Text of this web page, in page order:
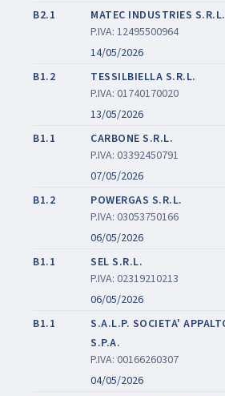
B2.1
MATEC INDUSTRIES S.R.L.
P.IVA: 12495500964
14/05/2026
B1.2
TESSILBIELLA S.R.L.
P.IVA: 01740170020
13/05/2026
B1.1
CARBONE S.R.L.
P.IVA: 03392450791
07/05/2026
B1.2
POWERGAS S.R.L.
P.IVA: 03053750166
06/05/2026
B1.1
SEL S.R.L.
P.IVA: 02319210213
06/05/2026
B1.1
S.A.L.P. SOCIETA'
S.P.A.
P.IVA: 00166260307
04/05/2026